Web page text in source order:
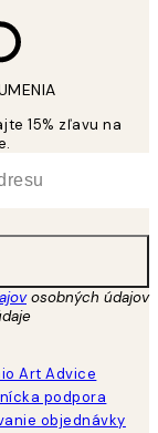
15% zľavu na
osobných údajov
Art Advice
podpora
objednávky